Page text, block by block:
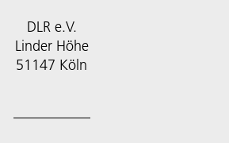
DLR e.V.
Linder Höhe
51147 Köln